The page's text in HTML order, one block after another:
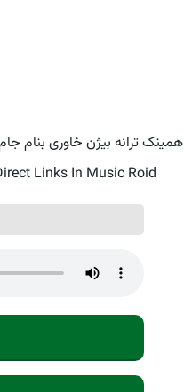
همینک ترانه بیژن خاوری بنام
Links In Music Roid